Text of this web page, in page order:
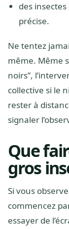
des
précise.
Ne tentez
même. Même
noirs”,
collective si le
rester à
signaler
Que
gros
Si vous
commencez
essayer de